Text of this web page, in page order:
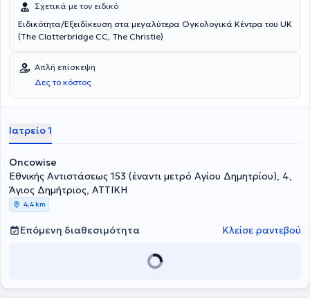
Σχετικά με τον ειδικό
Ειδικότητα/Εξειδίκευση στα μεγαλύτερα Ογκολογικά Κέντρα του UK
(The Clatterbridge CC, The Christie)
Απλή επίσκεψη
Δες το κόστος
Ιατρείο 1
Oncowise
Εθνικής Αντιστάσεως 153 (έναντι μετρό Αγίου Δημητρίου), 4,
Άγιος Δημήτριος, ΑΤΤΙΚΗ
4,4 km
Επόμενη διαθεσιμότητα Κλείσε ραντεβού